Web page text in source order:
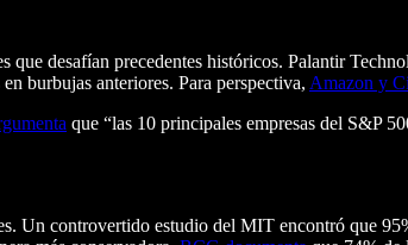
desafían precedentes históricos. Palantir
burbujas anteriores. Para perspectiva, Amazon y
que “las 10 principales empresas del S&P
Un controvertido estudio del MIT encontró que